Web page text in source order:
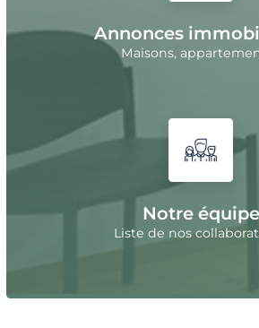
Annonces
Maisons,
Notre équipe
Liste de nos